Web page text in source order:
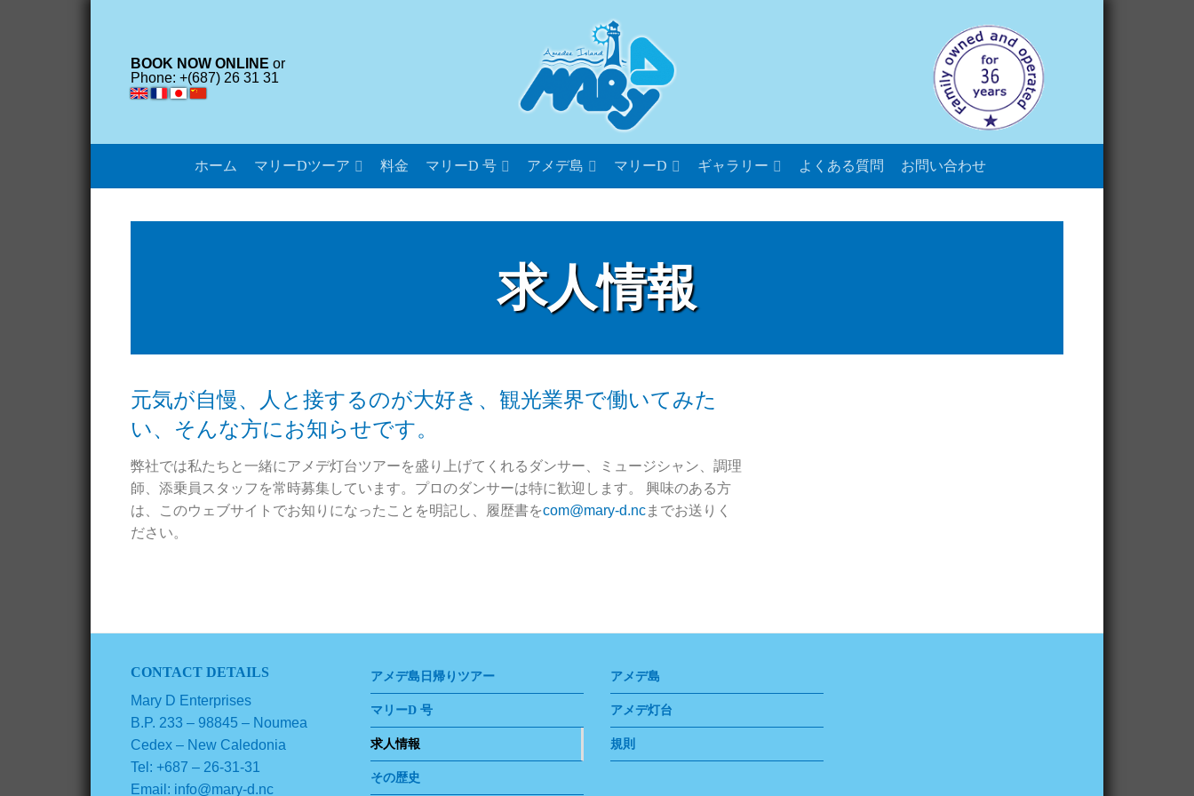
BOOK NOW ONLINE or
Phone: +(687) 26 31 31
ホーム マリーDツーア 料金 マリーD 号 アメデ島 マリーD ギャラリー よくある質問 お問い合わせ
求人情報
元気が自慢、人と接するのが大好き、観光業界で働いてみた
い、そんな方にお知らせです。
弊社では私たちと一緒にアメデ灯台ツアーを盛り上げてくれるダンサー、ミュージシャン、調理
師、添乗員スタッフを常時募集しています。プロのダンサーは特に歓迎します。 興味のある方
は、このウェブサイトでお知りになったことを明記し、履歴書をcom@mary-d.ncまでお送りく
ださい。
CONTACT DETAILS
Mary D Enterprises
B.P. 233 – 98845 – Noumea
Cedex – New Caledonia
Tel: +687 – 26-31-31
Email: info@mary-d.nc
アメデ島日帰りツアー
マリーD 号
求人情報
その歴史
アメデ島
アメデ灯台
規則